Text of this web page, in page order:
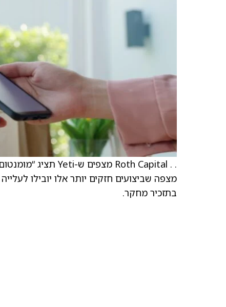
מצפה שביצועים חזקים יותר אלו יובילו
בתזכיר מחקר.